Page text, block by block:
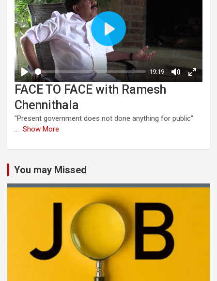
FACE TO FACE with Ramesh
Chennithala
"Present government does not done anything for public"
... Show More
You may Missed